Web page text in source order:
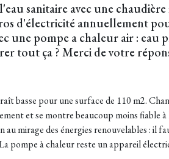
sanitaire avec une
d'électricité annuellement
une pompe a chaleur air : eau
tout ça ? Merci de votre
basse pour une surface de 110 m2.
et se montre beaucoup moins
mirage des énergies renouvelables : il
à chaleur reste un appareil